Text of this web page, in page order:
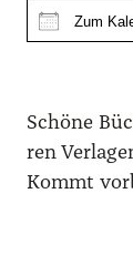
Zum
Schö­ne
ren
Kommt